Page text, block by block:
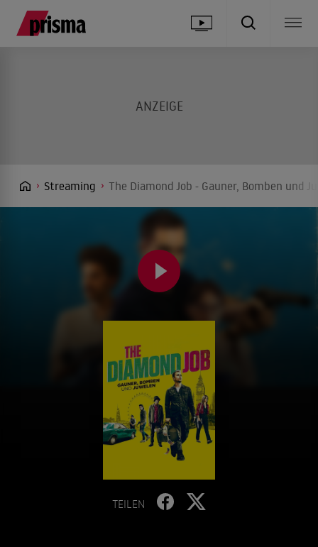
Streaming The Diamond Job - Gauner, Bomben und
TEILEN